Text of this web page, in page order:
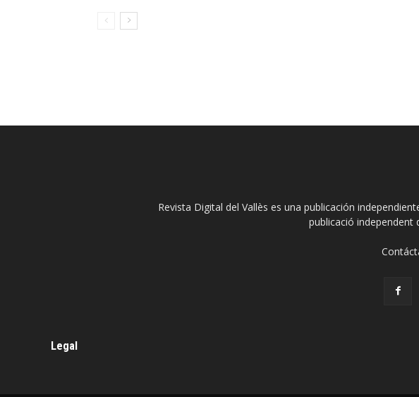
Revista Digital del Vallès es una publicación
publicació independent
Legal